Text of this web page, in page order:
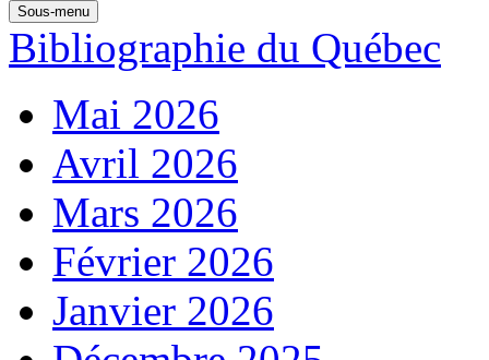
Sous-menu
Bibliographie du Québec
Mai 2026
Avril 2026
Mars 2026
Février 2026
Janvier 2026